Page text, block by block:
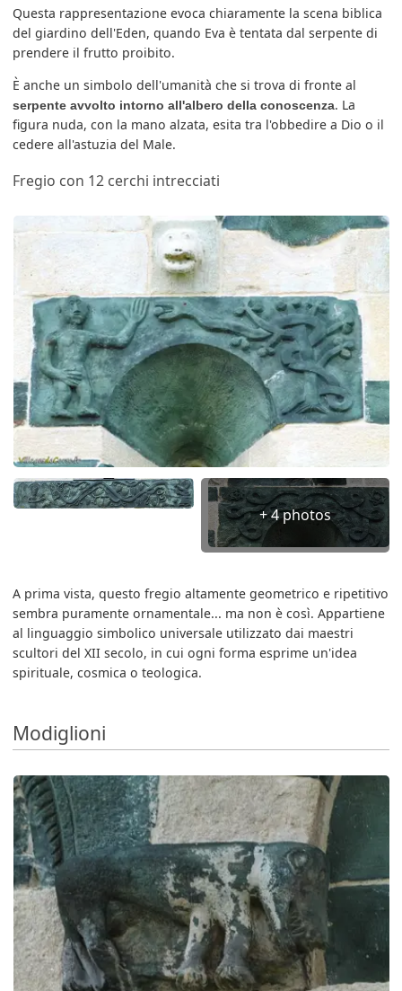
Questa rappresentazione evoca chiaramente la scena biblica
del giardino dell'Eden, quando Eva è tentata dal serpente di
prendere il frutto proibito.
È anche un simbolo dell'umanità che si trova di fronte al
serpente avvolto intorno all'albero della conoscenza. La
figura nuda, con la mano alzata, esita tra l'obbedire a Dio o il
cedere all'astuzia del Male.
Fregio con 12 cerchi intrecciati
+ 4 photos
A prima vista, questo fregio altamente geometrico e ripetitivo
sembra puramente ornamentale... ma non è così. Appartiene
al linguaggio simbolico universale utilizzato dai maestri
scultori del XII secolo, in cui ogni forma esprime un'idea
spirituale, cosmica o teologica.
Modiglioni